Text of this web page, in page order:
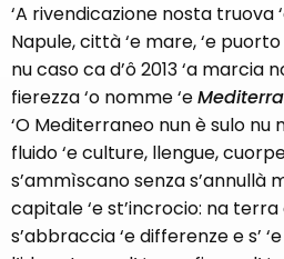
‘A rivendicazione nosta truova
Napule, città ‘e mare, ‘e
nu caso ca d’ô 2013 ‘a marcia
fierezza ‘o nomme ‘e
‘O Mediterraneo nun è sulo
fluido ‘e culture, llengue,
s’ammìscano senza s’annullà
capitale ‘e st’incrocio: na
s’abbraccia ‘e differenze e s’